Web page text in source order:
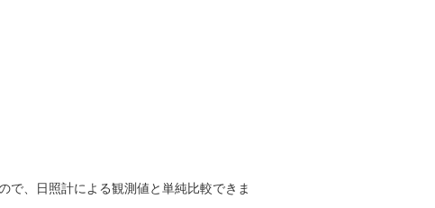
で、日照計による観測値と単純比較できま